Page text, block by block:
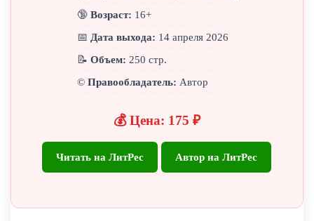
🔞 Возраст: 16+
📅 Дата выхода: 14 апреля 2026
📝 Объем: 250 стр.
© Правообладатель: Автор
💰 Цена: 175 ₽
Читать на ЛитРес Автор на ЛитРес